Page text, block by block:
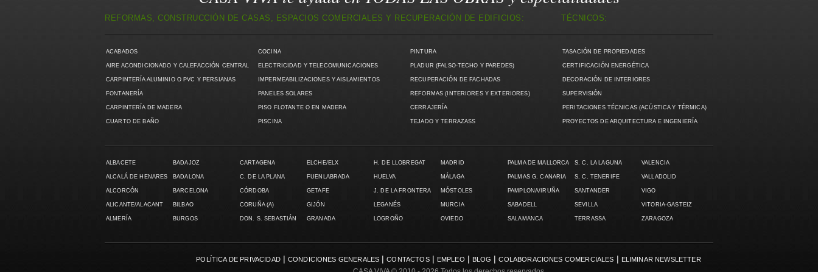
REFORMAS, CONSTRUCCIÓN DE CASAS, ESPACIOS COMERCIALES Y RECUPERACIÓN DE EDIFICIOS: TÉCNICOS:
ACABADOS
AIRE ACONDICIONADO Y CALEFACCIÓN CENTRAL
CARPINTERÍA ALUMINIO O PVC Y PERSIANAS
FONTANERÍA
CARPINTERÍA DE MADERA
CUARTO DE BAÑO
COCINA
ELECTRICIDAD Y TELECOMUNICACIONES
IMPERMEABILIZACIONES Y AISLAMIENTOS
PANELES SOLARES
PISO FLOTANTE O EN MADERA
PISCINA
PINTURA
PLADUR (FALSO-TECHO Y PAREDES)
RECUPERACIÓN DE FACHADAS
REFORMAS (INTERIORES Y EXTERIORES)
CERRAJERÍA
TEJADO Y TERRAZASS
TASACIÓN DE PROPIEDADES
CERTIFICACIÓN ENERGÉTICA
DECORACIÓN DE INTERIORES
SUPERVISIÓN
PERITACIONES TÉCNICAS (ACÚSTICA Y TÉRMICA)
PROYECTOS DE ARQUITECTURA E INGENIERÍA
ALBACETE
ALCALÁ DE HENARES
ALCORCÓN
ALICANTE/ALACANT
ALMERÍA
BADAJOZ
BADALONA
BARCELONA
BILBAO
BURGOS
CARTAGENA
C. DE LA PLANA
CÓRDOBA
CORUÑA (A)
DON. S. SEBASTIÁN
ELCHE/ELX
FUENLABRADA
GETAFE
GIJÓN
GRANADA
H. DE LLOBREGAT
HUELVA
J. DE LA FRONTERA
LEGANÉS
LOGROÑO
MADRID
MÁLAGA
MÓSTOLES
MURCIA
OVIEDO
PALMA DE MALLORCA
PALMAS G. CANARIA
PAMPLONA/IRUÑA
SABADELL
SALAMANCA
S. C. LA LAGUNA
S. C. TENERIFE
SANTANDER
SEVILLA
TERRASSA
VALENCIA
VALLADOLID
VIGO
VITORIA-GASTEIZ
ZARAGOZA
POLÍTICA DE PRIVACIDAD | CONDICIONES GENERALES | CONTACTOS | EMPLEO | BLOG | COLABORACIONES COMERCIALES | ELIMINAR NEWSLETTER